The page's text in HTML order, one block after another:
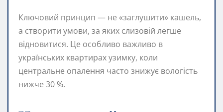
Ключовий принцип — не «заглушити» кашель,
а створити умови, за яких слизовій легше
відновитися. Це особливо важливо в
українських квартирах узимку, коли
центральне опалення часто знижує вологість
нижче 30 %.